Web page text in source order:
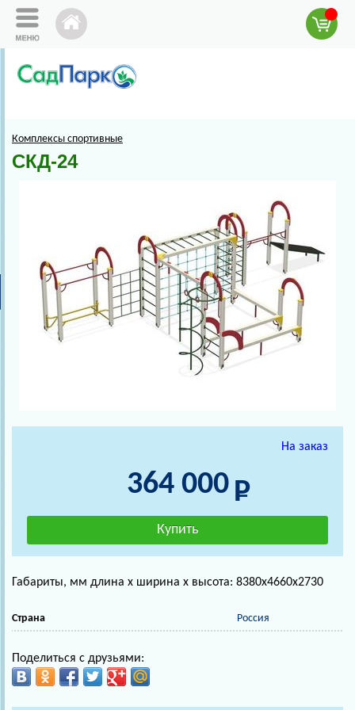
Комплексы спортивные
СКД-24
На заказ
364 000
Габариты, мм длина х ширина х высота: 8380х4660х2730
Страна Россия
Поделиться с друзьями: